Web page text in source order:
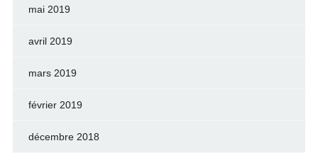
mai 2019
avril 2019
mars 2019
février 2019
décembre 2018